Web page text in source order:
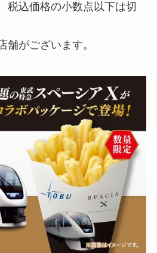
税込価格の小数点以下は切
舗がございます。